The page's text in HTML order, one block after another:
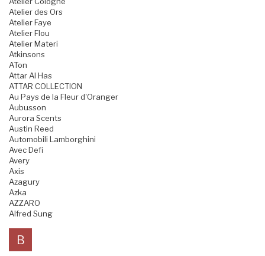
Atelier des Ors
Atelier Faye
Atelier Flou
Atelier Materi
Atkinsons
ATon
Attar Al Has
ATTAR COLLECTION
Au Pays de la Fleur d'Oranger
Aubusson
Aurora Scents
Austin Reed
Automobili Lamborghini
Avec Defi
Avery
Axis
Azagury
Azka
AZZARO
Alfred Sung
B